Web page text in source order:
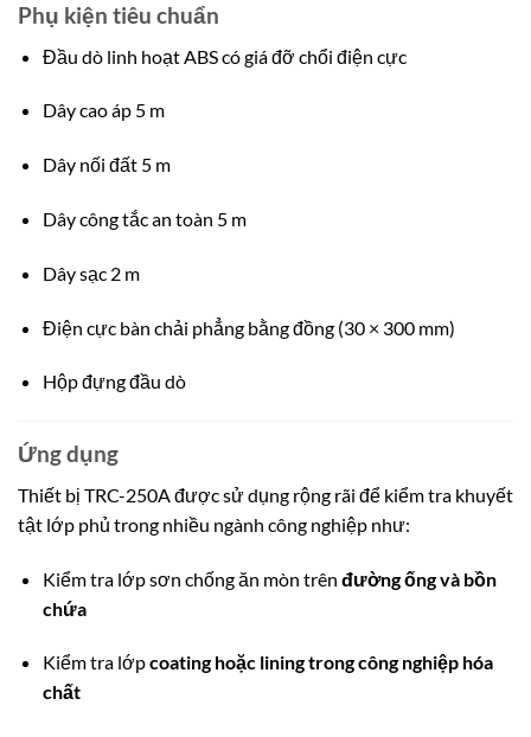
Phụ kiện tiêu chuẩn
Đầu dò linh hoạt ABS có giá đỡ chổi điện cực
Dây cao áp 5 m
Dây nối đất 5 m
Dây công tắc an toàn 5 m
Dây sạc 2 m
Điện cực bàn chải phẳng bằng đồng (30 × 300 mm)
Hộp đựng đầu dò
Ứng dụng
Thiết bị TRC-250A được sử dụng rộng rãi để kiểm tra khuyết
tật lớp phủ trong nhiều ngành công nghiệp như:
Kiểm tra lớp sơn chống ăn mòn trên đường ống và bồn
chứa
Kiểm tra lớpcoating hoặc lining trong công nghiệp hóa
chất